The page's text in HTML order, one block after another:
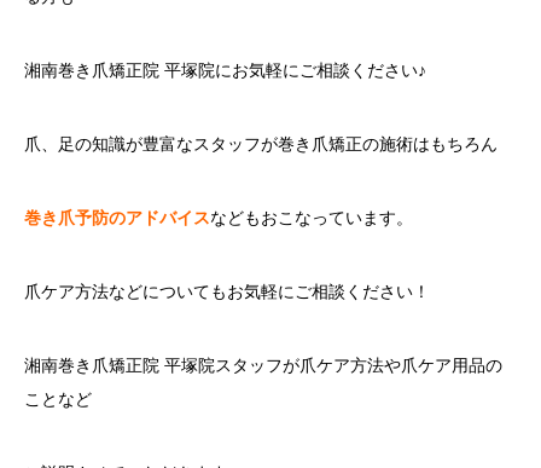
湘南巻き爪矯正院 平塚院にお気軽にご相談ください♪
爪、足の知識が豊富なスタッフが巻き爪矯正の施術はもちろん
巻き爪予防のアドバイスなどもおこなっています。
爪ケア方法などについてもお気軽にご相談ください！
湘南巻き爪矯正院 平塚院スタッフが爪ケア方法や爪ケア用品の
ことなど